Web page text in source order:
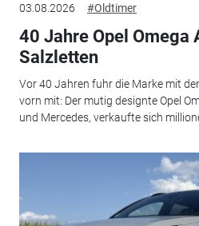
03.08.2026 #Oldtimer
40 Jahre Opel Omega
Salzletten
Vor 40 Jahren fuhr die Marke mit
vorn mit: Der mutig designte Opel
und Mercedes, verkaufte sich